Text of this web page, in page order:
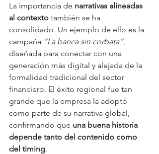
La importancia de narrativas alineadas
al contexto también se ha
consolidado. Un ejemplo de ello es la
campaña “La banca sin corbata”,
diseñada para conectar con una
generación más digital y alejada de la
formalidad tradicional del sector
financiero. El éxito regional fue tan
grande que la empresa la adoptó
como parte de su narrativa global,
confirmando que una buena historia
depende tanto del contenido como
del timing.